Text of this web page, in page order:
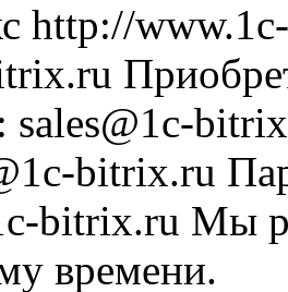
http://
: sales@1c-
bitrix.ru
bitrix.ru Мы
времени.